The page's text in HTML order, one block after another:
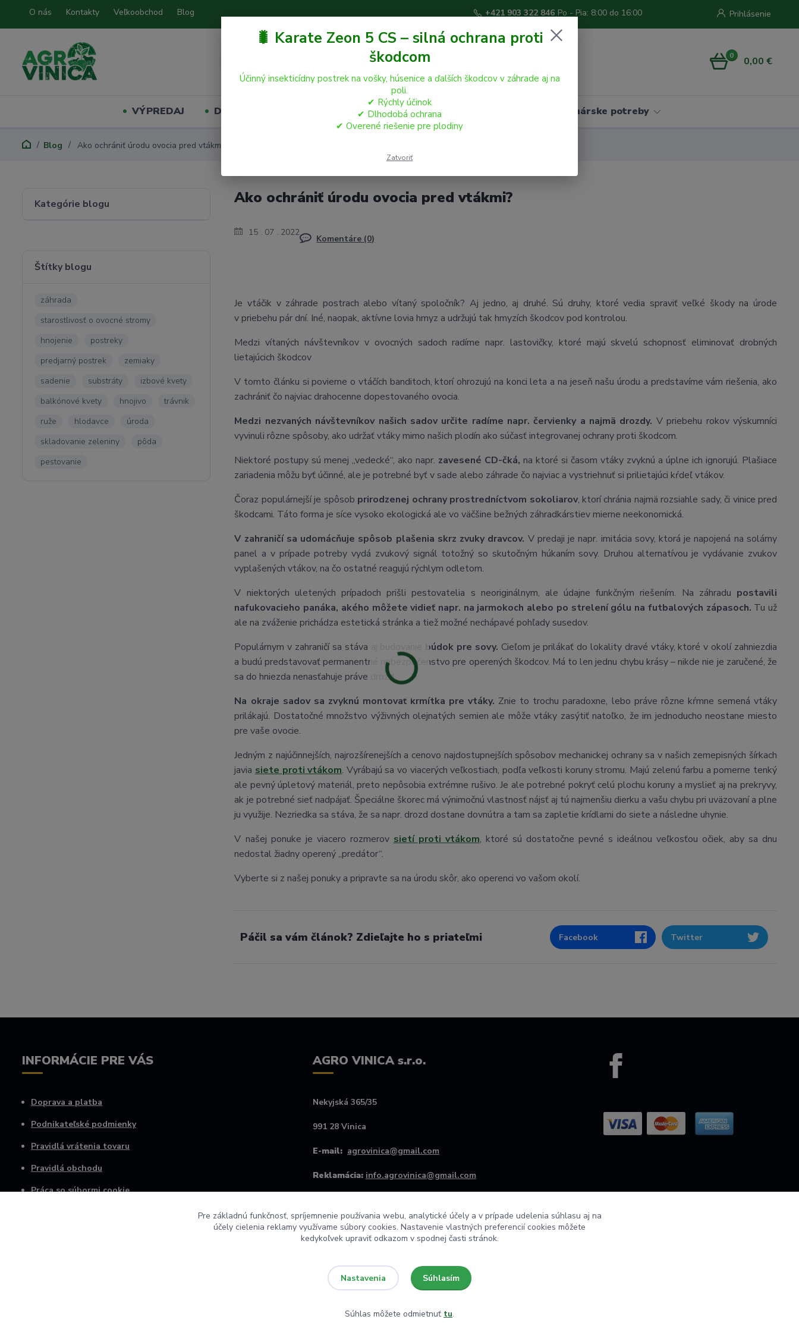
O nás Kontakty Veľkoobchod Blog Prihlásenie
+421 903 322 846 Po - Pia: 8:00 do 16:00
0 0,00 €
VÝPREDAJ Domáci miláčikovia Hospodárske zvieratá Vinárske potreby
Blog Ako ochrániť úrodu ovocia pred vtákmi?
Kategórie blogu
Štítky blogu
záhrada
starostlivosť o ovocné stromy
hnojenie
postreky
predjarný postrek
zemiaky
sadenie
substráty
izbové kvety
balkónové kvety
hnojivo
trávnik
ruže
hlodavce
úroda
skladovanie zeleniny
pôda
pestovanie
15 07 2022
Komentáre (0)
Ako ochrániť úrodu ovocia pred vtákmi?
Je vtáčik v záhrade postrach alebo vítaný spoločník? Aj jedno, aj druhé. Sú druhy, ktoré vedia spraviť veľké škody na úrode
v priebehu pár dní. Iné, naopak, aktívne lovia hmyz a udržujú tak hmyzích škodcov pod kontrolou.
Medzi vítaných návštevníkov v ovocných sadoch radíme napr. lastovičky, ktoré majú skvelú schopnosť eliminovať drobných
lietajúcich škodcov
V tomto článku si povieme o vtáčích banditoch, ktorí ohrozujú na konci leta a na jeseň našu úrodu a predstavíme vám riešenia, ako
zachrániť čo najviac drahocenne dopestovaného ovocia.
Medzi nezvaných návštevníkov našich sadov určite radíme napr. červienky a najmä drozdy. V priebehu rokov výskumníci
vyvinuli rôzne spôsoby, ako udržať vtáky mimo našich plodín ako súčasť integrovanej ochrany proti škodcom.
Niektoré postupy sú menej „vedecké“, ako napr. zavesené CD-čká, na ktoré si časom vtáky zvyknú a úplne ich ignorujú. Plašiace
zariadenia môžu byť účinné, ale je potrebné byť v sade alebo záhrade čo najviac a vystriehnuť si prilietajúci kŕdeľ vtákov.
Čoraz populárnejší je spôsob prirodzenej ochrany prostredníctvom sokoliarov, ktorí chránia najmä rozsiahle sady, či vinice pred
škodcami. Táto forma je síce vysoko ekologická ale vo väčšine bežných záhradkárstiev mierne neekonomická.
V zahraničí sa udomácňuje spôsob plašenia skrz zvuky dravcov. V predaji je napr. imitácia sovy, ktorá je napojená na solárny
panel a v prípade potreby vydá zvukový signál totožný so skutočným húkaním sovy. Druhou alternatívou je vydávanie zvukov
vyplašených vtákov, na čo ostatné reagujú rýchlym odletom.
V niektorých uletených prípadoch prišli pestovatelia s neoriginálnym, ale údajne funkčným riešením. Na záhradu postavili
nafukovacieho panáka, akého môžete vidieť napr. na jarmokoch alebo po strelení gólu na futbalových zápasoch. Tu už
ale na zváženie prichádza estetická stránka a tiež možné nechápavé pohľady susedov.
Populárnym v zahraničí sa stáva aj budovanie
búdok pre sovy. Cieľom je prilákať do lokality dravé vtáky, ktoré v okolí zahniezdia
a budú predstavovať permanentné nebezpečenstvo pre operených škodcov. Má to len jednu chybu krásy – nikde nie je zaručené, že
sa do hniezda nenasťahuje práve drozd.
Na okraje sadov sa zvyknú montovať krmítka pre vtáky. Znie to trochu paradoxne, lebo práve rôzne kŕmne semená vtáky
prilákajú. Dostatočné množstvo výživných olejnatých semien ale môže vtáky zasýtiť natoľko, že im jednoducho neostane miesto
pre vaše ovocie.
Jedným z najúčinnejších, najrozšírenejších a cenovo najdostupnejších spôsobov mechanickej ochrany sa v našich zemepisných šírkach
javia siete proti vtákom. Vyrábajú sa vo viacerých veľkostiach, podľa veľkosti koruny stromu. Majú zelenú farbu a pomerne tenký
ale pevný úpletový materiál, preto nepôsobia extrémne rušivo. Je ale potrebné pokryť celú plochu koruny a myslieť aj na prekryvy,
ak je potrebné sieť nadpájať. Špeciálne škorec má výnimočnú vlastnosť nájsť aj tú najmenšiu dierku a vašu chybu pri uväzovaní a plne
ju využije. Nezriedka sa stáva, že sa napr. drozd dostane dovnútra a tam sa zapletie krídlami do siete a následne uhynie.
V našej ponuke je viacero rozmerov sietí proti vtákom, ktoré sú dostatočne pevné s ideálnou veľkosťou očiek, aby sa dnu
nedostal žiadny operený „predátor“.
Vyberte si z našej ponuky a pripravte sa na úrodu skôr, ako operenci vo vašom okolí.
Páčil sa vám článok? Zdieľajte ho s priateľmi Facebook Twitter
INFORMÁCIE PRE VÁS
Doprava a platba
Podnikateľské podmienky
Pravidlá vrátenia tovaru
Pravidlá obchodu
Práca so súbormi cookie
AGRO VINICA s.r.o.
Nekyjská 365/35
991 28 Vinica
E-mail: agrovinica@gmail.com
Reklamácia: info.agrovinica@gmail.com
Po - Pia od 8:00 do 16:00
🐛 Karate Zeon 5 CS – silná ochrana proti
škodcom
Účinný insekticídny postrek na vošky, húsenice a ďalších škodcov v záhrade aj na
poli.
✔ Rýchly účinok
✔ Dlhodobá ochrana
✔ Overené riešenie pre plodiny
Zatvoriť
Pre základnú funkčnosť, spríjemnenie používania webu, analytické účely a v prípade udelenia súhlasu aj na
účely cielenia reklamy využívame súbory cookies. Nastavenie vlastných preferencií cookies môžete
kedykoľvek upraviť odkazom v spodnej časti stránok.
Nastavenia Súhlasím
Súhlas môžete odmietnuť tu.